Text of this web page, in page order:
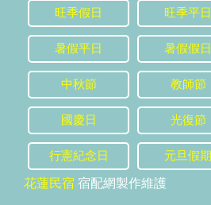
旺季假日 旺季平日
暑假平日 暑假假日
中秋節 教師節
國慶日 光復節
行憲紀念日 元旦假期
花蓮民宿 宿配網製作維護